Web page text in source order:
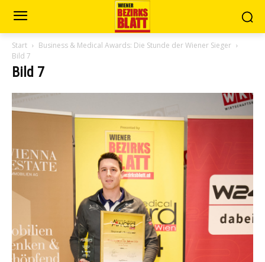
Start
Business & Medical Awards: Die Stunde der Wiener Sieger
Bild 7
Bild 7